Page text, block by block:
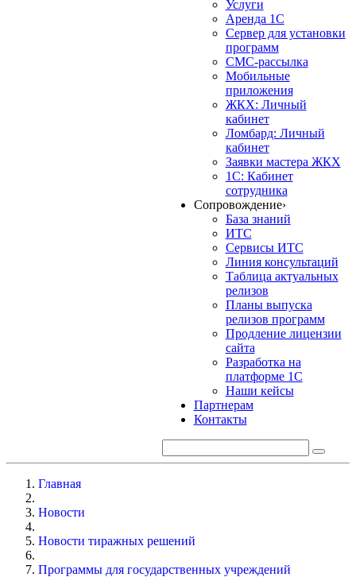
Услуги
Аренда 1С
Сервер для установки
программ
СМС-рассылка
Мобильные
приложения
ЖКХ: Личный
кабинет
Ломбард: Личный
кабинет
Заявки мастера ЖКХ
1С: Кабинет
сотрудника
Сопровождение›
База знаний
ИТС
Сервисы ИТС
Линия консультаций
Таблица актуальных
релизов
Планы выпуска
релизов программ
Продление лицензии
сайта
Разработка на
платформе 1С
Наши кейсы
Партнерам
Контакты
Главная
Новости
Новости тиражных решений
Программы для государственных учреждений